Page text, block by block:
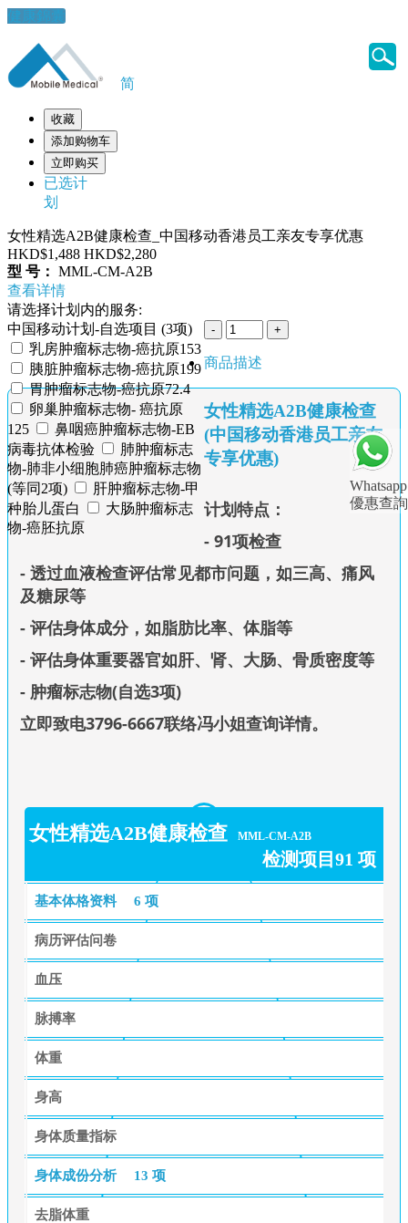
健康錦囊
Whatsapp
優惠查詢
简
收藏
添加购物车
立即购买
已选计
划
女性精选A2B健康检查_中国移动香港员工亲友专享优惠
HKD$1,488 HKD$2,280
型 号： MML-CM-A2B
查看详情
请选择计划内的服务:
中国移动计划-自选项目 (3项)
乳房肿瘤标志物-癌抗原153
胰脏肿瘤标志物-癌抗原199
胃肿瘤标志物-癌抗原72.4
卵巢肿瘤标志物- 癌抗原
125
鼻咽癌肿瘤标志物-EB
病毒抗体检验
肺肿瘤标志
物-肺非小细胞肺癌肿瘤标志物
(等同2项)
肝肿瘤标志物-甲
种胎儿蛋白
大肠肿瘤标志
物-癌胚抗原
商品描述
女性精选A2B健康检查
(中国移动香港员工亲友
专享优惠)
计划特点：
- 91项检查
- 透过血液检查评估常见都市问题，如三高、痛风
及糖尿等
- 评估身体成分，如脂肪比率、体脂等
- 评估身体重要器官如肝、肾、大肠、骨质密度等
- 肿瘤标志物(自选3项)
立即致电3796-6667联络冯小姐查询详情。
女性精选A2B健康检查 MML-CM-A2B
检测项目91 项
基本体格资料 6 项
病历评估问卷
血压
脉搏率
体重
身高
身体质量指标
身体成份分析 13 项
去脂体重